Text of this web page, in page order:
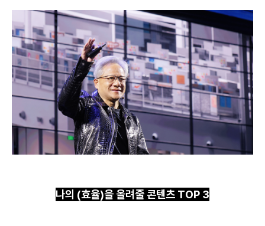
나의 (효율)을 올려줄 콘텐츠 TOP 3